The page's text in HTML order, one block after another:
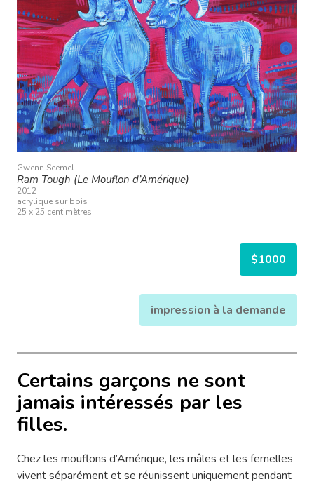
Gwenn Seemel
Ram Tough (Le Mouflon d’Amérique)
2012
acrylique sur bois
25 x 25 centimètres
$1000
impression à la demande
Certains garçons ne sont
jamais intéressés par les
filles.
Chez les mouflons d’Amérique, les mâles et les femelles
vivent séparément et se réunissent uniquement pendant